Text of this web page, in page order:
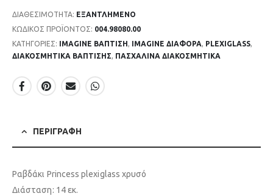
ΔΙΑΘΕΣΙΜΌΤΗΤΑ: ΕΞΑΝΤΛΗΜΈΝΟ
ΚΩΔΙΚΌΣ ΠΡΟΪΌΝΤΟΣ: 004.98080.00
ΚΑΤΗΓΟΡΊΕΣ: IMAGINE ΒΑΠΤΙΣΗ, IMAGINE ΔΙΑΦΟΡΑ, PLEXIGLASS,
ΔΙΑΚΟΣΜΗΤΙΚΑ ΒΑΠΤΙΣΗΣ, ΠΑΣΧΑΛΙΝΑ ΔΙΑΚΟΣΜΗΤΙΚΑ
ΠΕΡΙΓΡΑΦΉ
Ραβδάκι Princess plexiglass χρυσό
Διάσταση: 14 εκ.